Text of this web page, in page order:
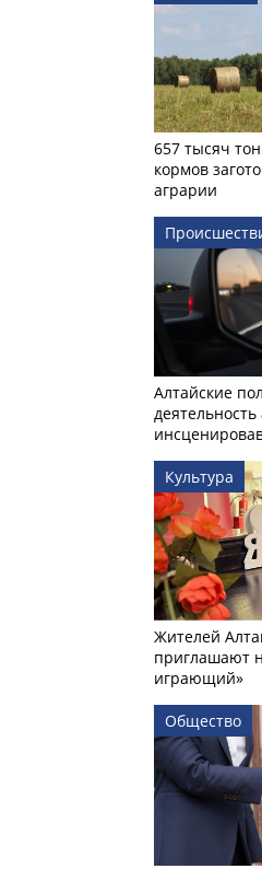
657 тысяч
кормов
аграрии
Алтайские
Культура
Жителей
приглашают
играющий»
Общество